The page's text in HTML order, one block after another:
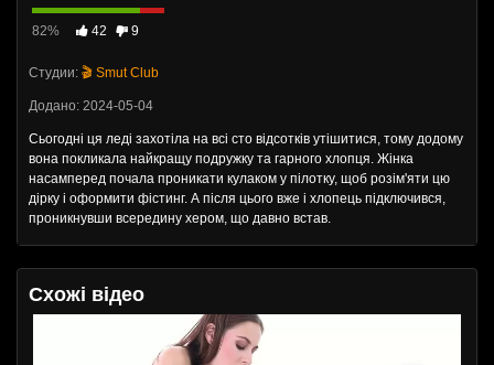
82% 42 9
Студии: 🎬 Smut Club
Додано: 2024-05-04
Сьогодні ця леді захотіла на всі сто відсотків утішитися, тому додому
вона покликала найкращу подружку та гарного хлопця. Жінка
насамперед почала проникати кулаком у пілотку, щоб розім'яти цю
дірку і оформити фістинг. А після цього вже і хлопець підключився,
проникнувши всередину хером, що давно встав.
Схожі відео